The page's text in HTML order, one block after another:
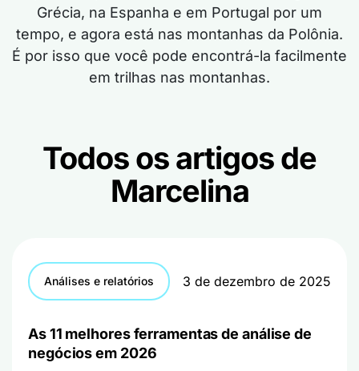
Grécia, na Espanha e em Portugal por um
tempo, e agora está nas montanhas da Polônia.
É por isso que você pode encontrá-la facilmente
em trilhas nas montanhas.
Todos os artigos de
Marcelina
Análises e relatórios 3 de dezembro de 2025
As 11 melhores ferramentas de análise de
negócios em 2026